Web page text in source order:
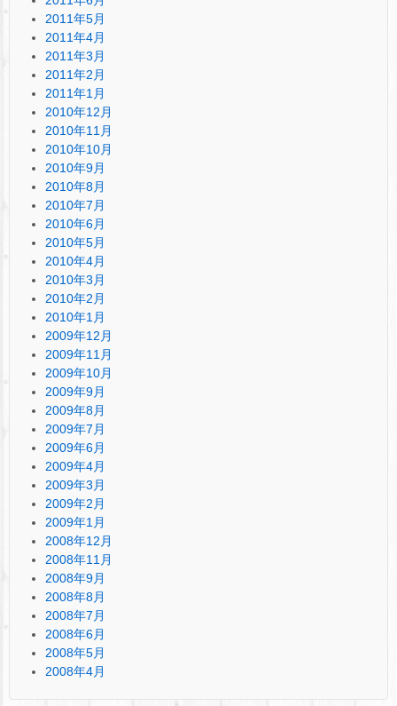
2011年5月
2011年4月
2011年3月
2011年2月
2011年1月
2010年12月
2010年11月
2010年10月
2010年9月
2010年8月
2010年7月
2010年6月
2010年5月
2010年4月
2010年3月
2010年2月
2010年1月
2009年12月
2009年11月
2009年10月
2009年9月
2009年8月
2009年7月
2009年6月
2009年4月
2009年3月
2009年2月
2009年1月
2008年12月
2008年11月
2008年9月
2008年8月
2008年7月
2008年6月
2008年5月
2008年4月